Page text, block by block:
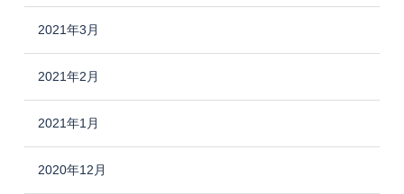
2021年3月
2021年2月
2021年1月
2020年12月